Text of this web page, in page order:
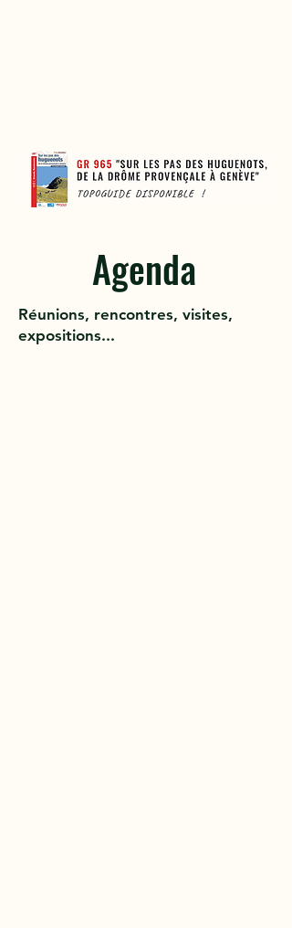
Isère
Agenda
Réunions, rencontres, visites,
expositions...